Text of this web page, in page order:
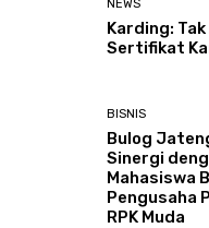
NEWS
Karding:
Sertifikat
BISNIS
Bulog
Sinergi
Mahasiswa
Pengusaha
RPK Muda